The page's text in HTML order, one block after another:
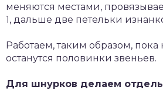
меняются местами,
1, дальше две петельки
Работаем, таким образом, пока
останутся половинки звеньев.
Для шнурков делаем